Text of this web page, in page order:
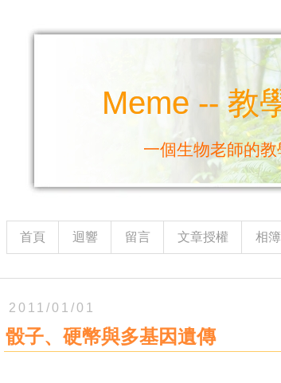
Meme -- 教
一個生物老師的
首頁 迴響 留言 文章授權 相簿
2011/01/01
骰子、硬幣與多基因遺傳